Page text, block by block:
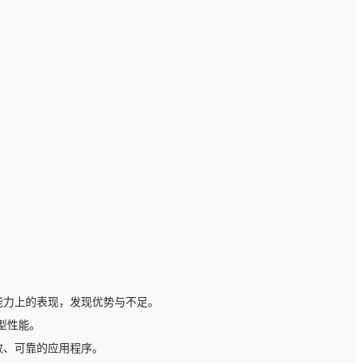
上的表现，发现优势与不足。
能。
可靠的应用程序。